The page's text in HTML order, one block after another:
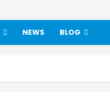
NEWS BLOG